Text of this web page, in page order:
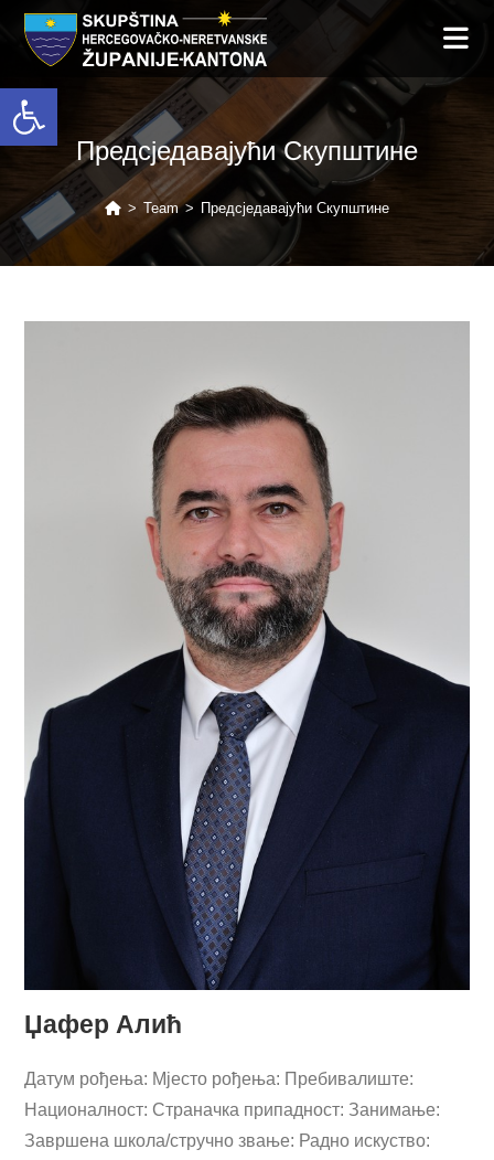
Open toolbar
Предсједавајући Cкупштине
> Team > Предсједавајући Cкупштине
Џафер Алић
Датум рођења: Мјесто рођења: Пребивалиште:
Националност: Страначка припадност: Занимање:
Завршена школа/стручно звање: Радно искуство: